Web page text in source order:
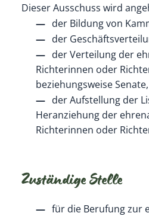
Dieser Ausschuss wird
der Bildung von
der
der Verteilung der
Richterinnen oder
beziehungsweise Senate,
der Aufstellung der
Heranziehung der
Richterinnen oder
Zuständige Stelle
für die Berufung zur